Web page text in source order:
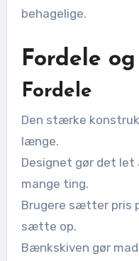
behagelige.
Fordele
Fordele
Den stærke
længe.
Designet gør det
mange ting.
Brugere sætter pris
sætte op.
Bænkskiven gør